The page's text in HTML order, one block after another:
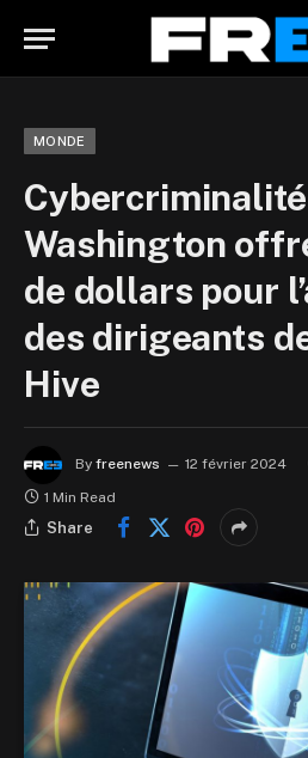
MONDE
Cybercriminalité
Washington
de dollars pour
des dirigeants
Hive
By freenews 12 février 2024
1 Min Read
Share